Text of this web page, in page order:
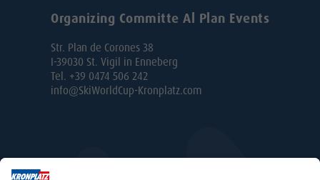
Organizing Committe Al Plan Events
Str. Plan de Corones 38
I-39030 St. Vigil in Enneberg
Tel. +39 0474 506 242
info@SkiWorldCup-Kronplatz.com